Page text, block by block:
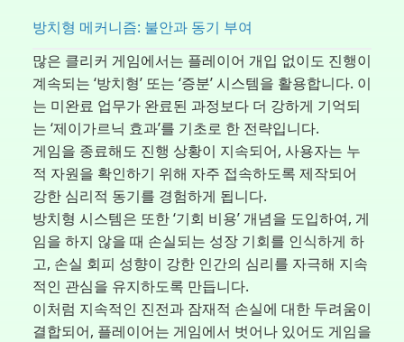
방치형 메커니즘: 불안과 동기 부여
많은 클리커 게임에서는 플레이어 개입 없이도 진행이
계속되는 ‘방치형’ 또는 ‘증분’ 시스템을 활용합니다. 이
는 미완료 업무가 완료된 과정보다 더 강하게 기억되
는 ‘제이가르닉 효과’를 기초로 한 전략입니다.
게임을 종료해도 진행 상황이 지속되어, 사용자는 누
적 자원을 확인하기 위해 자주 접속하도록 제작되어
강한 심리적 동기를 경험하게 됩니다.
방치형 시스템은 또한 ‘기회 비용’ 개념을 도입하여, 게
임을 하지 않을 때 손실되는 성장 기회를 인식하게 하
고, 손실 회피 성향이 강한 인간의 심리를 자극해 지속
적인 관심을 유지하도록 만듭니다.
이처럼 지속적인 진전과 잠재적 손실에 대한 두려움이
결합되어, 플레이어는 게임에서 벗어나 있어도 게임을